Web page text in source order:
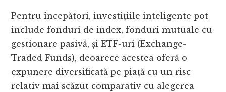
Pentru începători, investițiile inteligente pot
include fonduri de index, fonduri mutuale cu
gestionare pasivă, și ETF-uri (Exchange-
Traded Funds), deoarece acestea oferă o
expunere diversificată pe piață cu un risc
relativ mai scăzut comparativ cu alegerea